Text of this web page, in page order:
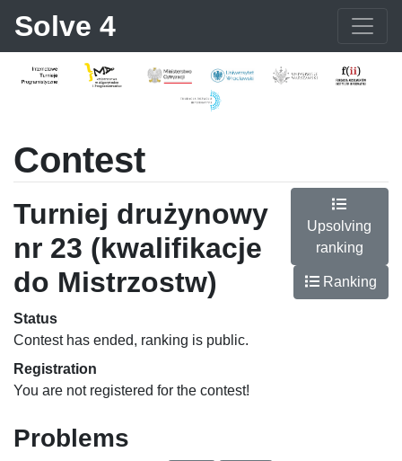
Solve 4
Contest
Turniej drużynowy
nr 23 (kwalifikacje
do Mistrzostw)
Upsolving
ranking
Ranking
Status
Contest has ended, ranking is public.
Registration
You are not registered for the contest!
Problems